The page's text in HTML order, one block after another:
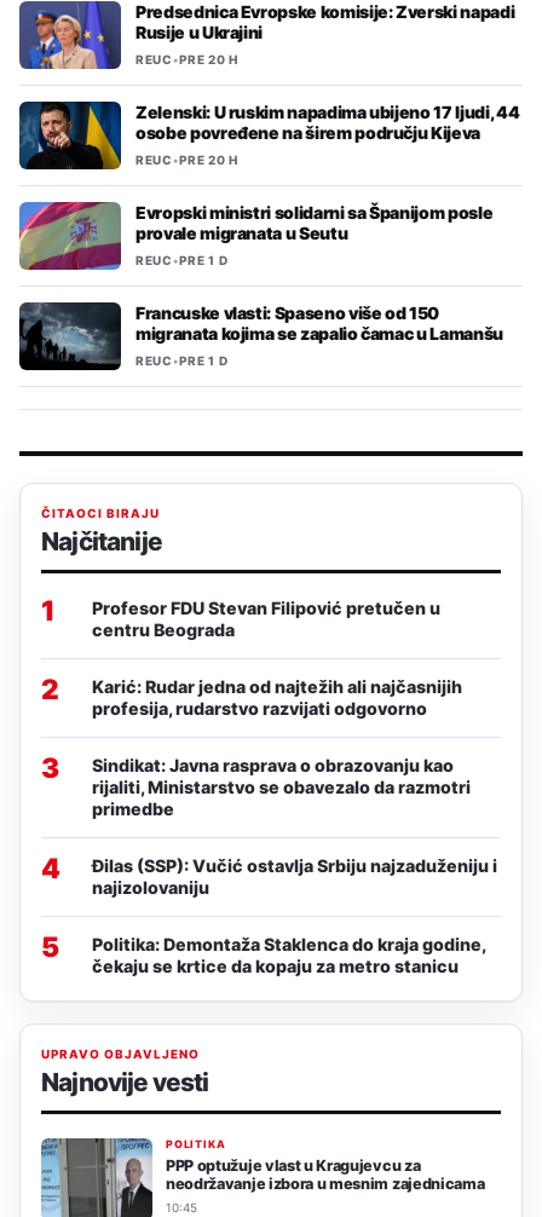
Predsednica Evropske komisije: Zverski napadi
Rusije u Ukrajini
REUC•PRE 20 H
Zelenski: U ruskim napadima ubijeno 17 ljudi, 44
osobe povređene na širem području Kijeva
REUC•PRE 20 H
Evropski ministri solidarni sa Španijom posle
provale migranata u Seutu
REUC•PRE 1 D
Francuske vlasti: Spaseno više od 150
migranata kojima se zapalio čamac u Lamanšu
REUC•PRE 1 D
ČITAOCI BIRAJU
Najčitanije
1
Profesor FDU Stevan Filipović pretučen u
centru Beograda
2
Karić: Rudar jedna od najtežih ali najčasnijih
profesija, rudarstvo razvijati odgovorno
3
Sindikat: Javna rasprava o obrazovanju kao
rijaliti, Ministarstvo se obavezalo da razmotri
primedbe
4
Đilas (SSP): Vučić ostavlja Srbiju najzaduženiju i
najizolovaniju
5
Politika: Demontaža Staklenca do kraja godine,
čekaju se krtice da kopaju za metro stanicu
UPRAVO OBJAVLJENO
Najnovije vesti
POLITIKA
PPP optužuje vlast u Kragujevcu za
neodržavanje izbora u mesnim zajednicama
10:45